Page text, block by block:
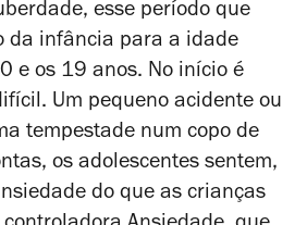
esse período que
da infância para a idade
e os 19 anos. No início é
Um pequeno acidente ou
tempestade num copo de
os adolescentes sentem,
do que as crianças